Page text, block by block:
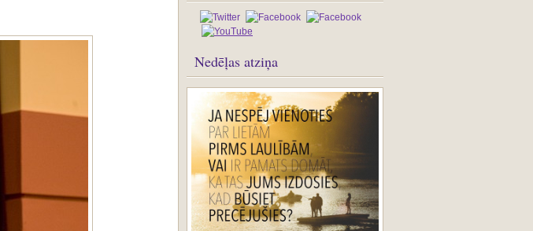
Nedēļas atziņa